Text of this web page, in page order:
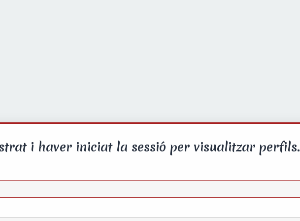
i haver iniciat la sessió per visualitzar perfils.